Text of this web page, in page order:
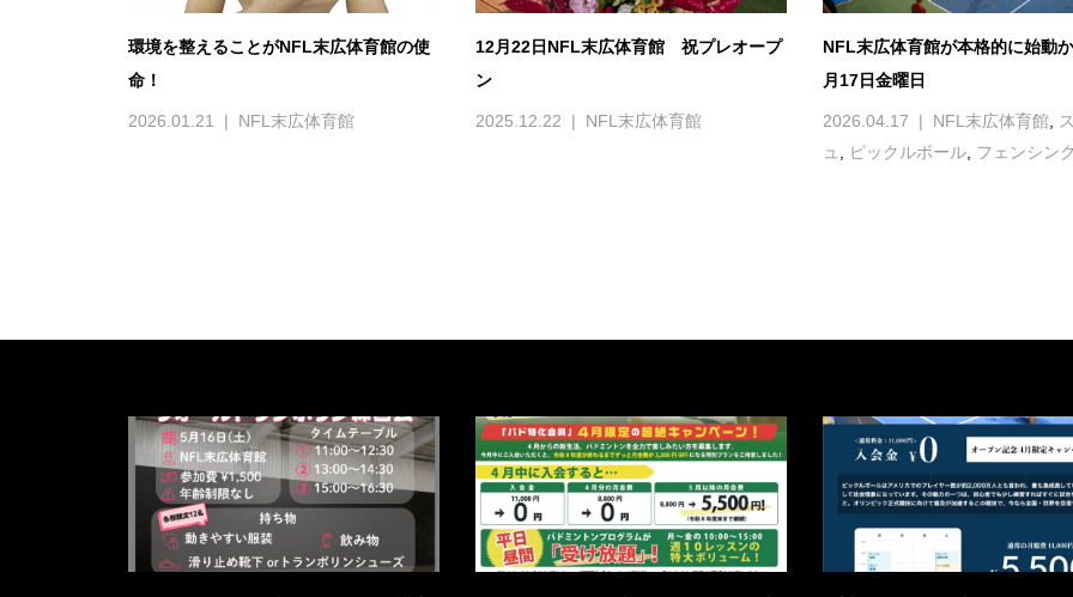
環境を整えることがNFL末広体育館の使
命！
2026.01.21 NFL末広体育館
12月22日NFL末広体育館 祝プレオープ
ン
2025.12.22 NFL末広体育館
NFL末広体育館が本格的に始動
月17日金曜日
2026.04.17 NFL末広体育館
ュ
ピックルボール フェンシン